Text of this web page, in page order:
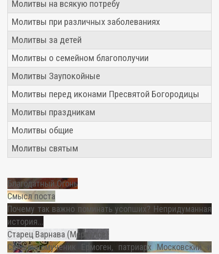
Молитвы на всякую потребу
Молитвы при различных заболеваниях
Молитвы за детей
Молитвы о семейном благополучии
Молитвы Заупокойные
Молитвы перед иконами Пресвятой Богородицы
Молитвы праздникам
Молитвы общие
Молитвы святым
Благодатный Огонь
Смысл поста
Почему так важно поминать усопших? Непридуманная
история...
Старец Варнава (Меркулов)
Священномученик Ермоген, патриарх Московский и